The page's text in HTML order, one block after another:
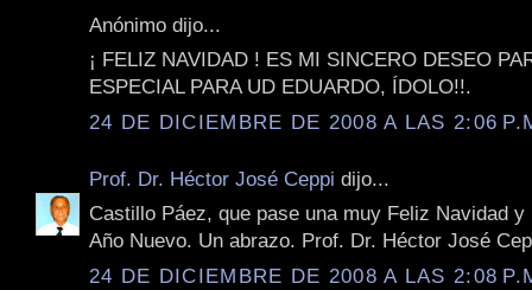
Anónimo dijo...
¡ FELIZ NAVIDAD ! ES MI SINCERO DESEO
ESPECIAL PARA UD EDUARDO, ÍDOLO!!.
24 DE DICIEMBRE DE 2008 A LAS 2:06
Prof. Dr. Héctor José Ceppi dijo...
Castillo Páez, que pase una muy Feliz Navidad y
Año Nuevo. Un abrazo. Prof. Dr. Héctor José
24 DE DICIEMBRE DE 2008 A LAS 2:08